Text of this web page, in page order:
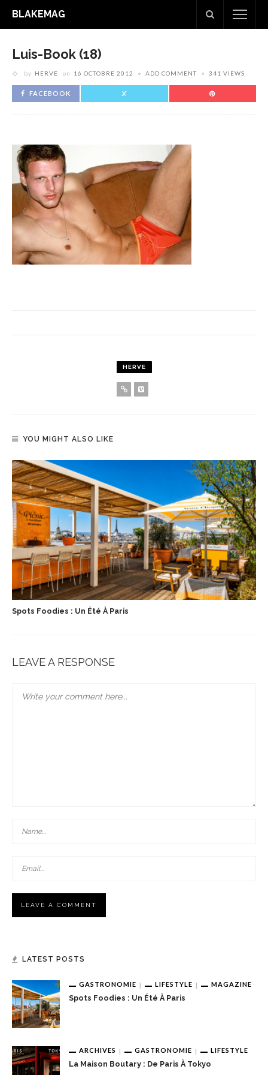
BLAKEMAG
Luis-Book (18)
by HERVE on 16 OCTOBRE 2012 ADD COMMENT 341 VIEWS
FACEBOOK
HERVE
YOU MIGHT ALSO LIKE
Spots Foodies : Un Été À Paris
LEAVE A RESPONSE
LATEST POSTS
GASTRONOMIE LIFESTYLE MAGAZINE
Spots Foodies : Un Été À Paris
ARCHIVES GASTRONOMIE LIFESTYLE
La Maison Boutary : De Paris À Tokyo